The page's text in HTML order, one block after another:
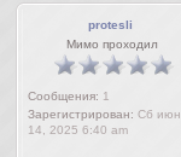
protesli
Мимо проходил
Сообщения: 1
Зарегистрирован: Сб июн
14, 2025 6:40 am